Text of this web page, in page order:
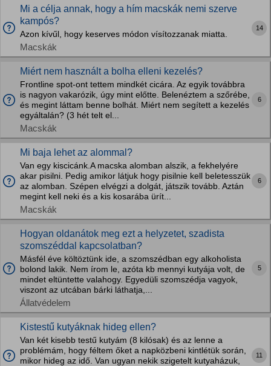
Mi a célja annak, hogy a hím macskák nemi szerve
kampós?
Azon kívűl, hogy keserves módon vísítozzanak miatta.
Macskák
14
Miért nem használt a bolha elleni kezelés?
Frontline spot-ont tettem mindkét cicára. Az egyik továbbra
is nagyon vakarózik, úgy mint előtte. Belenéztem a szőrébe,
és megint láttam benne bolhát. Miért nem segített a kezelés
egyáltalán? (3 hét telt el...
Macskák
6
Mi baja lehet az alommal?
Van egy kiscicánk.A macska alomban alszik, a fekhelyére
akar pisilni. Pedig amikor látjuk hogy pisilnie kell beletesszük
az alomban. Szépen elvégzi a dolgát, játszik tovább. Aztán
megint kell neki és a kis kosarába ürít...
Macskák
6
Hogyan oldanátok meg ezt a helyzetet, szadista
szomszéddal kapcsolatban?
Másfél éve költöztünk ide, a szomszédban egy alkoholista
bolond lakik. Nem írom le, azóta kb mennyi kutyája volt, de
mindet eltüntette valahogy. Egyedüli szomszédja vagyok,
viszont az utcában bárki láthatja,...
Állatvédelem
5
Kistestű kutyáknak hideg ellen?
Van két kisebb testű kutyám (8 kilósak) és az lenne a
problémám, hogy féltem őket a napközbeni kintlétük során,
mikor hideg az idő. Van ugyan nekik szigetelt kutyaházuk,
11